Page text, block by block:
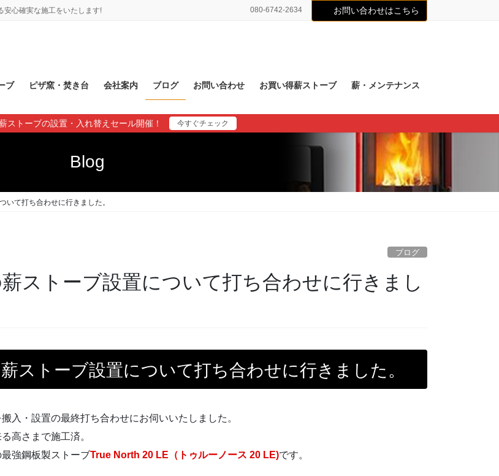
安心確実な施工をいたします! 080-6742-2634 お問い合わせはこちら
ブ ピザ窯・焚き台 会社案内 ブログ お問い合わせ お買い得薪ストーブ 薪・メンテナンス
ストーブの設置・入れ替えセール開催！ 今すぐチェック
Blog
いて打ち合わせに行きました。
ブログ
ストーブ設置について打ち合わせに行きまし
ストーブ設置について打ち合わせに行きました。
入・設置の最終打ち合わせにお伺いいたしました。
高さまで施工済。
強鋼板製ストーブTrue North 20 LE（トゥルーノース 20 LE)です。